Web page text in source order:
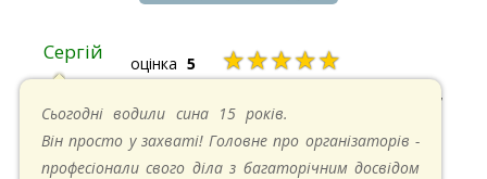
Сергій оцінка 5 ★★★★★
20.04.2025 в 17:07
Сьогодні водили сина 15 років.
Він просто у захваті! Головне про організаторів -
професіонали свого діла з багаторічним досвідом